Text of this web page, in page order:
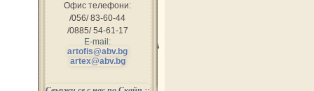
Офис телефони:
/056/ 83-60-44
/0885/ 54-61-17
E-mail:
artofis@abv.bg
artex@abv.bg